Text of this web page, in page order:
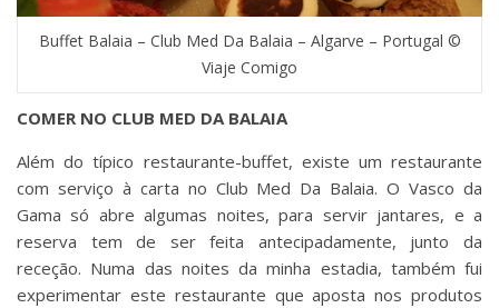
Buffet Balaia – Club Med Da Balaia – Algarve – Portugal ©
Viaje Comigo
COMER NO CLUB MED DA BALAIA
Além do típico restaurante-buffet, existe um restaurante
com serviço à carta no Club Med Da Balaia. O Vasco da
Gama só abre algumas noites, para servir jantares, e a
reserva tem de ser feita antecipadamente, junto da
receção. Numa das noites da minha estadia, também fui
experimentar este restaurante que aposta nos produtos